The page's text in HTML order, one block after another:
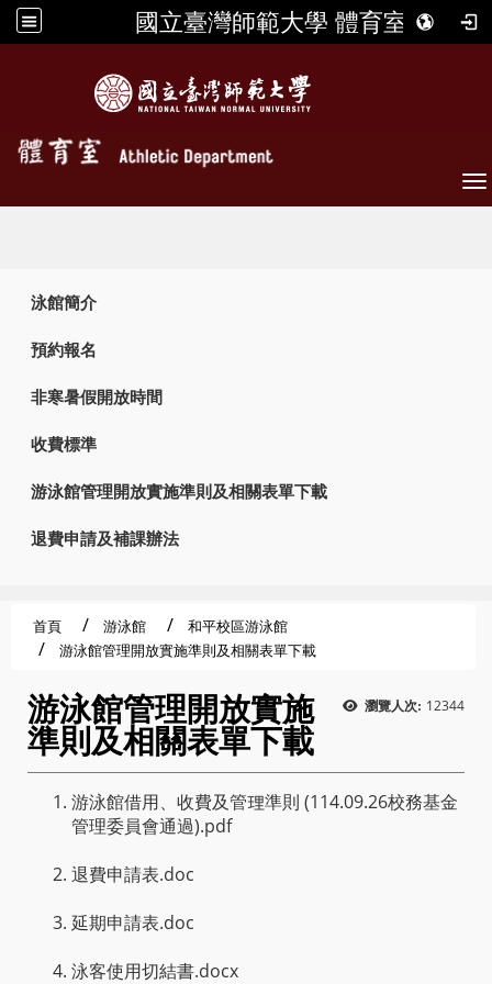
國立臺灣師範大學 體育室
泳館簡介
預約報名
非寒暑假開放時間
收費標準
游泳館管理開放實施準則及相關表單下載
退費申請及補課辦法
首頁 游泳館
和平校區游泳館
游泳館管理開放實施準則及相關表單下載
瀏覽人次: 12344
游泳館管理開放實施
準則及相關表單下載
游泳館借用、收費及管理準則 (114.09.26校務基金
管理委員會通過).pdf
退費申請表.doc
延期申請表.doc
泳客使用切結書.docx